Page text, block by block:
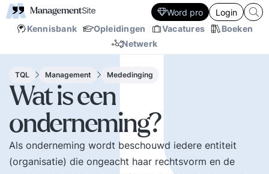
Kennisbank Opleidingen Vacatures
Boeken
Netwerk
Word pro Login
TQL Management Mededinging
Wat is een
onderneming?
Als onderneming wordt beschouwd iedere entiteit
(organisatie) die ongeacht haar rechtsvorm en de